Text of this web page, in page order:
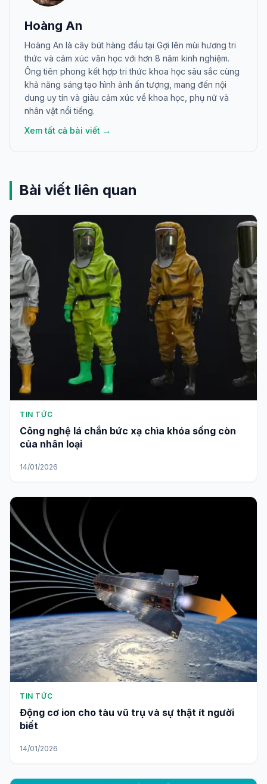
Hoàng An
Hoàng An là cây bút hàng đầu tại Gợi lên mùi hương tri
thức và cảm xúc văn học với hơn 8 năm kinh nghiệm.
Ông tiên phong kết hợp tri thức khoa học sâu sắc cùng
khả năng sáng tạo hình ảnh ấn tượng, mang đến nội
dung uy tín và giàu cảm xúc về khoa học, phụ nữ và
nhân vật nổi tiếng.
Xem tất cả bài viết →
Bài viết liên quan
TIN TỨC
Công nghệ lá chắn bức xạ chìa khóa sống còn
của nhân loại
14/01/2026
TIN TỨC
Động cơ ion cho tàu vũ trụ và sự thật ít người
biết
14/01/2026